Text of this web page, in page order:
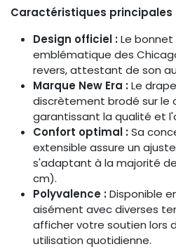
Caractéristiques principales
Design officiel :Le
emblématique des
revers, attestant de son
Marque New Era :Le
discrètement brodé sur le
garantissant la qualité et
Confort optimal :Sa
extensible assure un
s'adaptant à la majorité
cm).
Polyvalence :Disponible
aisément avec diverses
afficher votre soutien lors
utilisation quotidienne.